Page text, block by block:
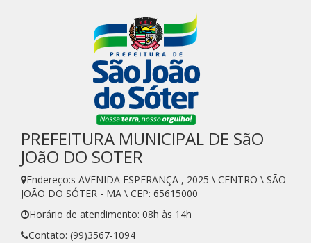
PREFEITURA MUNICIPAL DE SãO
JOãO DO SOTER
Endereço:s AVENIDA ESPERANÇA , 2025 \ CENTRO \ SÃO
JOÃO DO SÓTER - MA \ CEP: 65615000
Horário de atendimento: 08h às 14h
Contato: (99)3567-1094